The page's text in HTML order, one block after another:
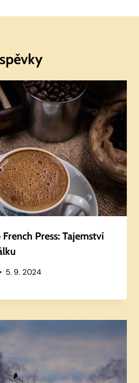
Press: Tajemství
5. 9. 2024